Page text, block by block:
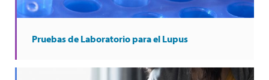
Pruebas de Laboratorio para el Lupus